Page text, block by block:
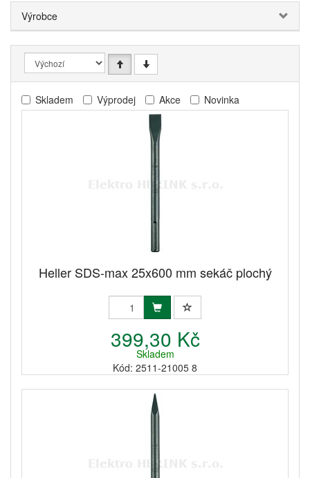
Výrobce
Skladem Výprodej Akce Novinka
Heller SDS-max 25x600 mm sekáč plochý
399,30 Kč
Skladem
Kód: 2511-21005 8